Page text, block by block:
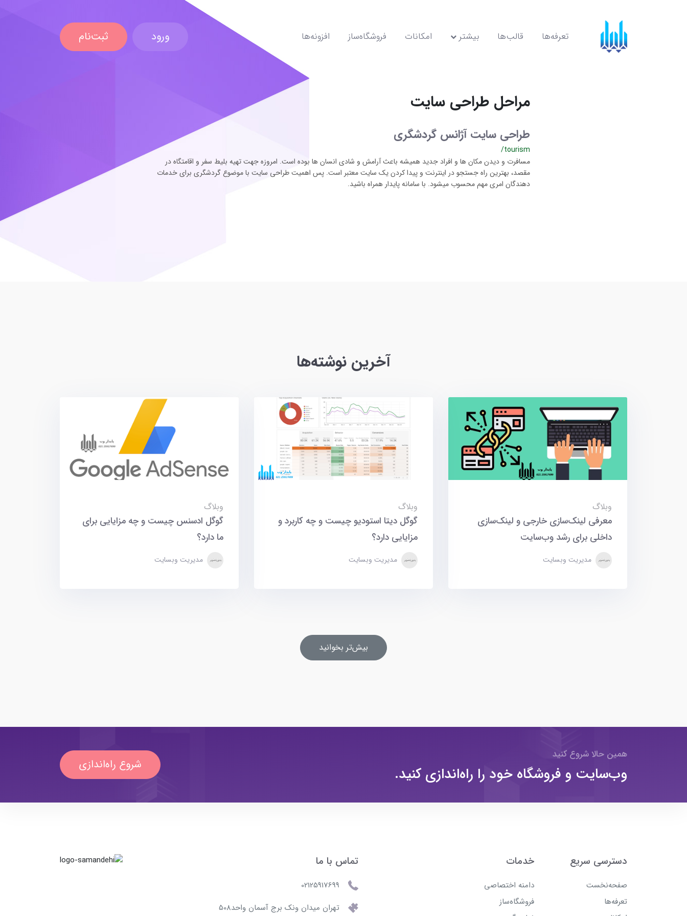
تعرفه‌ها قالب‌ها بیشتر امکانات فروشگاه‌ساز افزونه‌ها ورود ثبت‌نام
مراحل طراحی سایت
طراحی سایت آژانس گردشگری
/tourism
مسافرت و دیدن مکان ها و افراد جدید همیشه باعث آرامش و شادی انسان ها بوده است. امروزه جهت تهیه بلیط سفر و اقامتگاه در
مقصد، بهترین راه جستجو در اینترنت و پیدا کردن یک سایت معتبر است. پس اهمیت طراحی سایت با موضوع گردشگری برای خدمات
دهندگان امری مهم محسوب میشود. با سامانه پایدار همراه باشید.
آخرین نوشته‌ها
وبلاگ
معرفی لینک‌سازی خارجی و لینک‌سازی
داخلی برای رشد وب‌سایت
مدیریت وبسایت
وبلاگ
گوگل دیتا استودیو چیست و چه کاربرد و
مزایایی دارد؟
مدیریت وبسایت
وبلاگ
گوگل ادسنس چیست و چه مزایایی برای
ما دارد؟
مدیریت وبسایت
بیش‌تر بخوانید
همین حالا شروع کنید
وب‌سایت و فروشگاه خود را راه‌اندازی کنید. شروع راه‌اندازی
دسترسی سریع
صفحه‌نخست
تعرفه‌ها
خدمات
دامنه اختصاصی
فروشگاه‌ساز
تماس با ما
02125917699
تهران میدان ونک برج آسمان واحد508